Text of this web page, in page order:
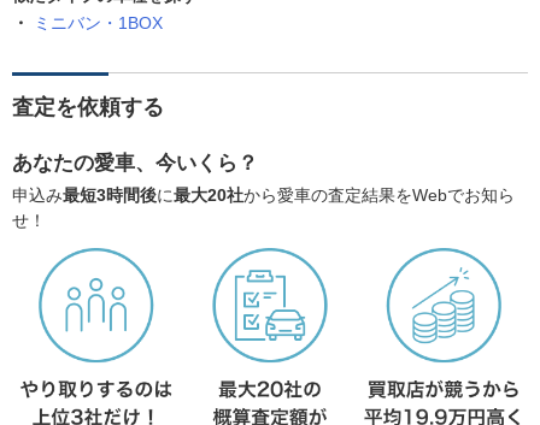
ミニバン・1BOX
査定を依頼する
あなたの愛車、今いくら？
申込み最短3時間後に最大20社から愛車の査定結果をWebでお知ら
せ！